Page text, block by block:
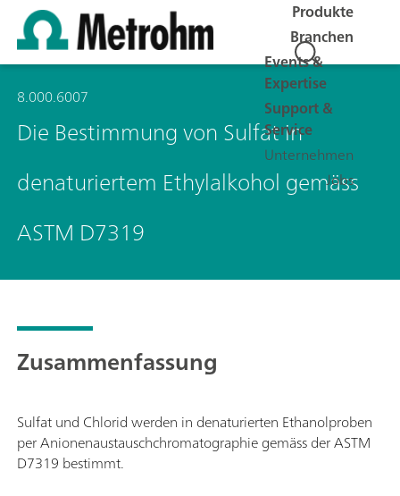
Produkte
Branchen
Events &
Expertise
Support &
Service
Unternehmen
Jobs
8.000.6007
Die Bestimmung von Sulfat in
denaturiertem Ethylalkohol gemäss
ASTM D7319
Zusammenfassung
Sulfat und Chlorid werden in denaturierten Ethanolproben
per Anionenaustauschchromatographie gemäss der ASTM
D7319 bestimmt.